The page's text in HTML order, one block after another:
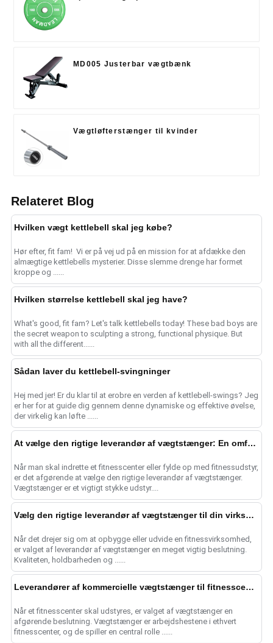
MD005 Justerbar vægtbænk
Vægtløfterstænger til kvinder
Relateret Blog
Hvilken vægt kettlebell skal jeg købe?
Hør efter, fit fam! ️ Vi er på vej ud på en mission for at afdække den
almægtige kettlebells mysterier. Disse slemme drenge har formet
kroppe og ......
Hvilken størrelse kettlebell skal jeg have?
What's good, fit fam? Let's talk kettlebells today! These bad boys are
the secret weapon to sculpting a strong, functional physique. But
with all the different......
Sådan laver du kettlebell-svingninger
Hej med jer! Er du klar til at erobre en verden af kettlebell-swings? Jeg
er her for at guide dig gennem denne dynamiske og effektive øvelse,
der virkelig kan løfte ......
At vælge den rigtige leverandør af vægtstænger: En omfattende guide
Når man skal indrette et fitnesscenter eller fylde op med fitnessudstyr,
er det afgørende at vælge den rigtige leverandør af vægtstænger.
Vægtstænger er et vigtigt stykke udstyr....
Vælg den rigtige leverandør af vægtstænger til din virksomhed
Når det drejer sig om at opbygge eller udvide en fitnessvirksomhed,
er valget af leverandør af vægtstænger en meget vigtig beslutning.
Kvaliteten, holdbarheden og ......
Leverandører af kommercielle vægtstænger til fitnesscentre
Når et fitnesscenter skal udstyres, er valget af vægtstænger en
afgørende beslutning. Vægtstænger er arbejdshestene i ethvert
fitnesscenter, og de spiller en central rolle ......